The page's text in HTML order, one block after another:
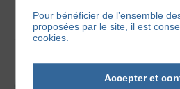
Pour bénéficier de l’ensemble
proposées par le site, il est
cookies.
Accepter et